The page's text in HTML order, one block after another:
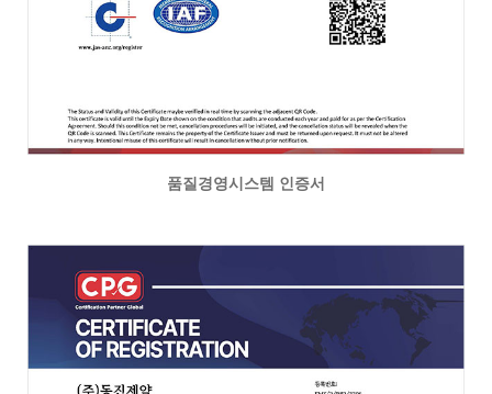
품질경영시스템 인증서